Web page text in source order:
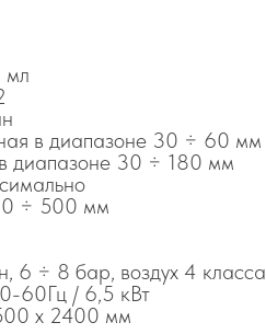
мл
в диапазоне 30 ÷ 60 мм
диапазоне 30 ÷ 180 мм
÷ 500 мм
6 ÷ 8 бар, воздух 4 класса
60Гц / 6,5 кВт
x 2400 мм